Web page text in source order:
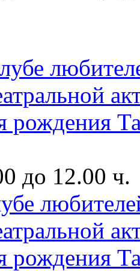
до 12.00 ч.
рождения